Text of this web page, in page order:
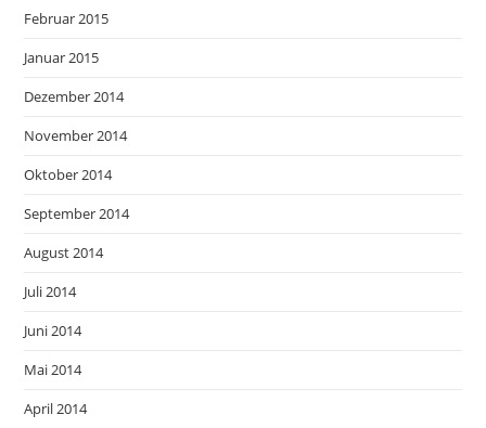
Februar 2015
Januar 2015
Dezember 2014
November 2014
Oktober 2014
September 2014
August 2014
Juli 2014
Juni 2014
Mai 2014
April 2014